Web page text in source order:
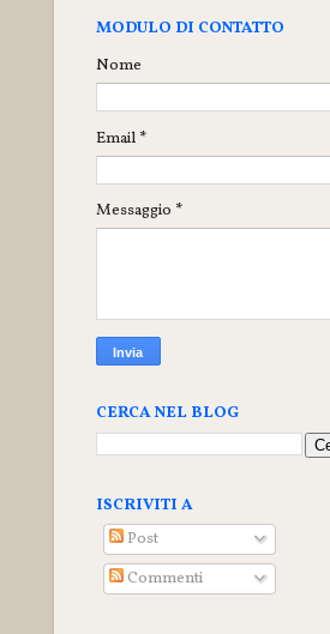
MODULO DI CONTATTO
Nome
Email *
Messaggio *
CERCA NEL BLOG
ISCRIVITI A
Post
Commenti